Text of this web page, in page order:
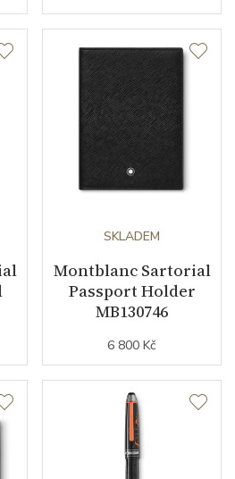
SKLADEM
Montblanc Sartorial
Passport Holder
MB130746
6 800 Kč